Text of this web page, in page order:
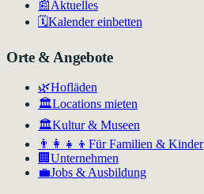
📰Aktuelles
🗓️Kalender einbetten
Orte & Angebote
🌿Hofläden
🏛️Locations mieten
🏛Kultur & Museen
👨‍👩‍👧‍👦 Für Familien & Kinder
🏢 Unternehmen
💼Jobs & Ausbildung